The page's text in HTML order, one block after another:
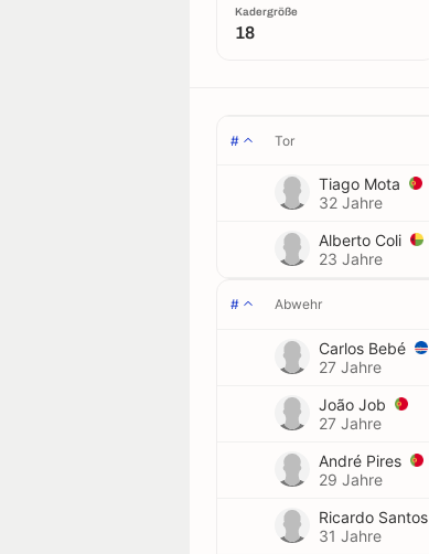
Kadergröße
18
# Tor
Tiago Mota
32 Jahre
Alberto Coli
23 Jahre
# Abwehr
Carlos Bebé
27 Jahre
João Job
27 Jahre
André Pires
29 Jahre
Ricardo Santos
31 Jahre